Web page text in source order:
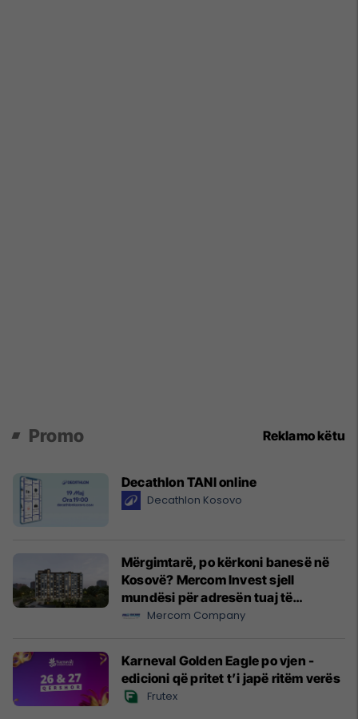
Promo Reklamo këtu
Decathlon TANI online
Decathlon Kosovo
Mërgimtarë, po kërkoni banesë në
Kosovë? Mercom Invest sjell
mundësi për adresën tuaj të
ardhshme
Mercom Company
Karneval Golden Eagle po vjen -
edicioni që pritet t’i japë ritëm verës
Frutex